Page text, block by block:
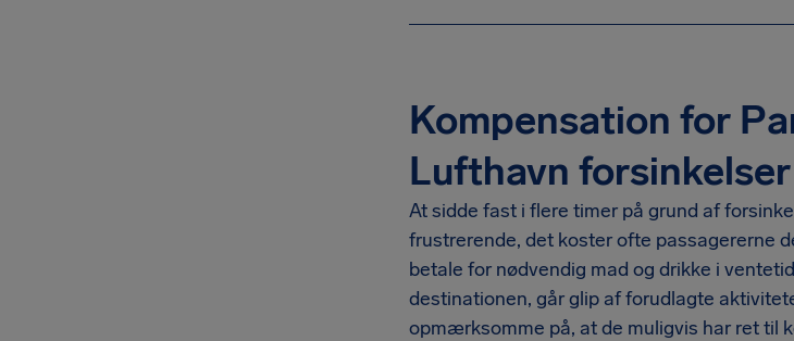
Kompensation for
Lufthavn forsinkelser
At sidde fast i flere timer på grund af
frustrerende, det koster ofte passagererne
betale for nødvendig mad og drikke i
destinationen, går glip af forudlagte
opmærksomme på, at de muligvis har ret til